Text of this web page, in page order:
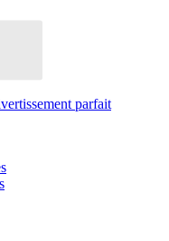
parfait